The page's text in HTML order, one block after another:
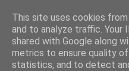
Oración
con el Evangelio de cada día
This site uses cookies
and to analyze traffic. Your
shared with Google along
metrics to ensure quality
statistics, and to detect